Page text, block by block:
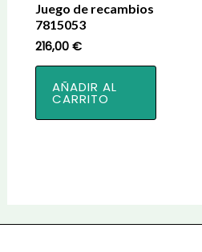
Juego de recambios
7815053
216,00 €
AÑADIR AL
CARRITO